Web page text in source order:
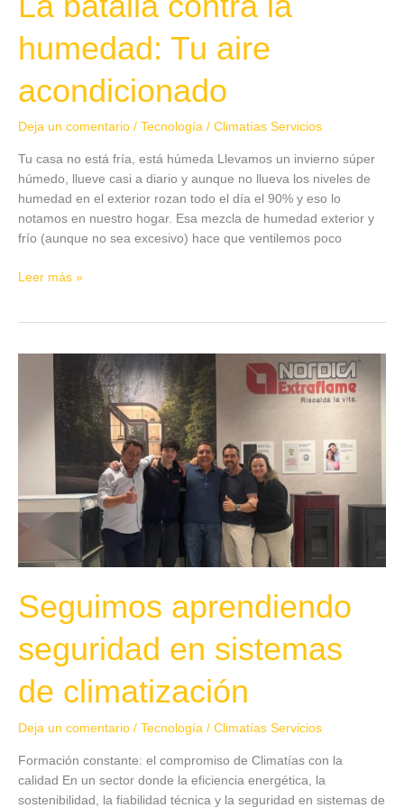
humedad: Tu aire
acondicionado
Deja un comentario / Tecnología / Climatías Servicios
Tu casa no está fría, está húmeda Llevamos un invierno súper
húmedo, llueve casi a diario y aunque no llueva los niveles de
humedad en el exterior rozan todo el día el 90% y eso lo
notamos en nuestro hogar. Esa mezcla de humedad exterior y
frío (aunque no sea excesivo) hace que ventilemos poco
Leer más »
Seguimos aprendiendo
seguridad en sistemas
de climatización
Deja un comentario / Tecnología / Climatías Servicios
Formación constante: el compromiso de Climatías con la
calidad En un sector donde la eficiencia energética, la
sostenibilidad, la fiabilidad técnica y la seguridad en sistemas de
seguridad
sistemas
climatización